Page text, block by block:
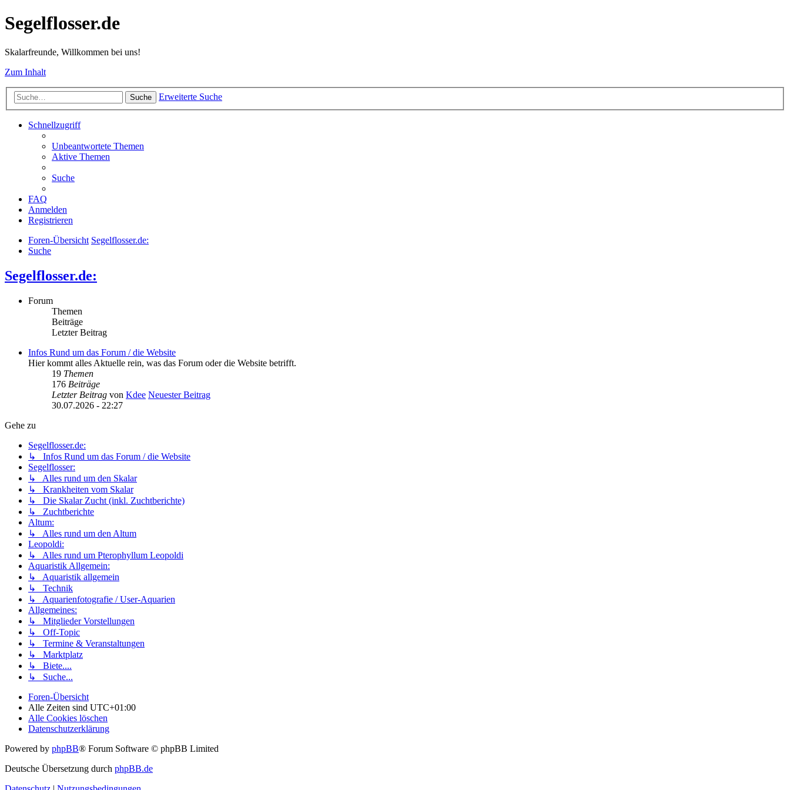
Segelflosser.de
Skalarfreunde, Willkommen bei uns!
Zum Inhalt
Suche Erweiterte Suche
Schnellzugriff
Unbeantwortete Themen
Aktive Themen
Suche
FAQ
Anmelden
Registrieren
Foren-Übersicht Segelflosser.de:
Suche
Segelflosser.de:
Forum
Themen
Beiträge
Letzter Beitrag
Infos Rund um das Forum / die Website
Hier kommt alles Aktuelle rein, was das Forum oder die Website betrifft.
19 Themen
176 Beiträge
Letzter Beitrag von Kdee Neuester Beitrag
30.07.2026 - 22:27
Gehe zu
Segelflosser.de:
↳ Infos Rund um das Forum / die Website
Segelflosser:
↳ Alles rund um den Skalar
↳ Krankheiten vom Skalar
↳ Die Skalar Zucht (inkl. Zuchtberichte)
↳ Zuchtberichte
Altum:
↳ Alles rund um den Altum
Leopoldi:
↳ Alles rund um Pterophyllum Leopoldi
Aquaristik Allgemein:
↳ Aquaristik allgemein
↳ Technik
↳ Aquarienfotografie / User-Aquarien
Allgemeines:
↳ Mitglieder Vorstellungen
↳ Off-Topic
↳ Termine & Veranstaltungen
↳ Marktplatz
↳ Biete....
↳ Suche...
Foren-Übersicht
Alle Zeiten sind UTC+01:00
Alle Cookies löschen
Datenschutzerklärung
Powered by phpBB® Forum Software © phpBB Limited
Deutsche Übersetzung durch phpBB.de